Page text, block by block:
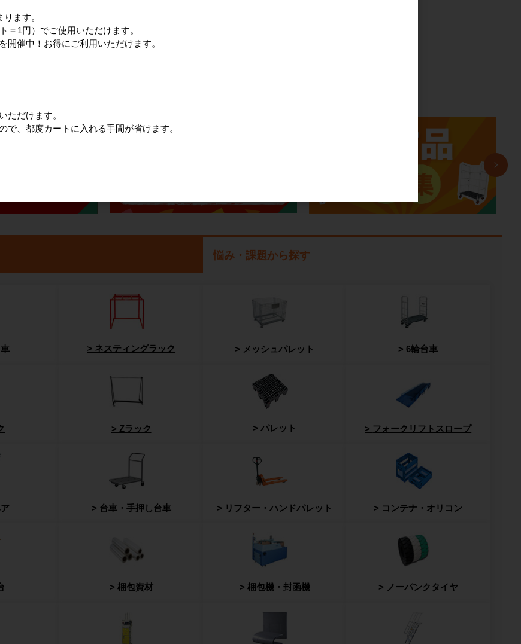
悩み・課題から探す
ネスティングラック メッシュパレット 6輪台車
Zラック パレット フォークリフトスロープ
台車・手押し台車 リフター・ハンドパレット コンテナ・オリコン
梱包資材 梱包機・封函機 ノーパンクタイヤ
ます。
＝1円）でご使用いただけます。
を開催中！お得にご利用いただけます。
ただけます。
、都度カートに入れる手間が省けます。